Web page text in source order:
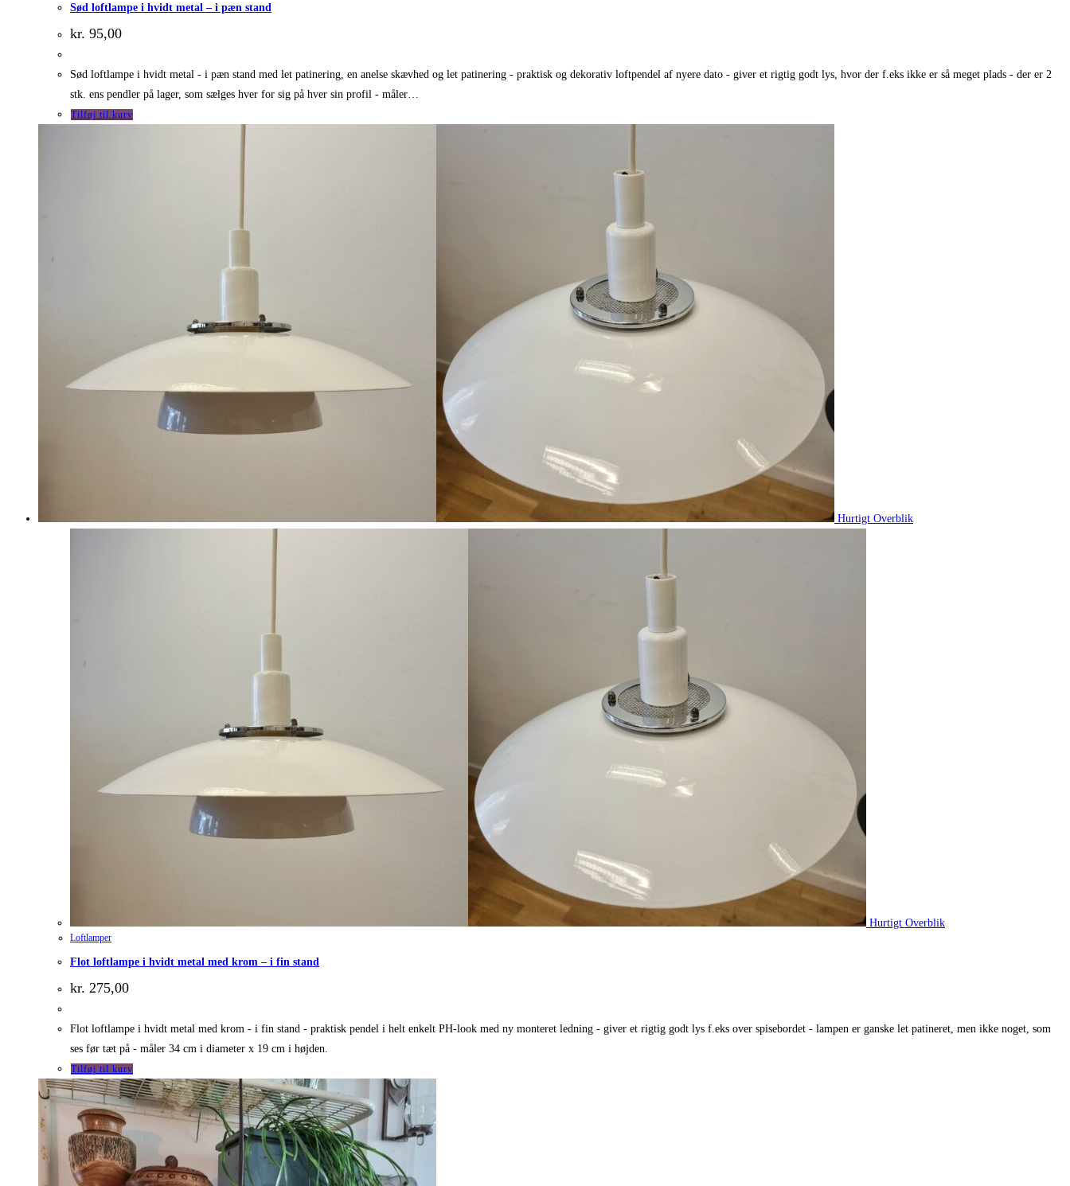
Sød loftlampe i hvidt metal – i pæn stand
kr. 95,00
Sød loftlampe i hvidt metal - i pæn stand med let patinering, en anelse skævhed og let patinering - praktisk og dekorativ loftpendel af nyere dato - giver et rigtig godt lys, hvor der f.eks ikke er så meget plads - der er 2
stk. ens pendler på lager, som sælges hver for sig på hver sin profil - måler…
Tilføj til kurv
Hurtigt Overblik
Hurtigt Overblik
Loftlamper
Flot loftlampe i hvidt metal med krom – i fin stand
kr. 275,00
Flot loftlampe i hvidt metal med krom - i fin stand - praktisk pendel i helt enkelt PH-look med ny monteret ledning - giver et rigtig godt lys f.eks over spisebordet - lampen er ganske let patineret, men ikke noget, som
ses før tæt på - måler 34 cm i diameter x 19 cm i højden.
Tilføj til kurv